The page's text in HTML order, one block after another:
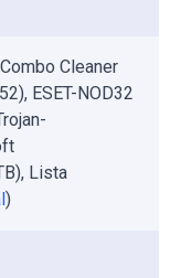
Cleaner
ESET-NOD32
Lista
)